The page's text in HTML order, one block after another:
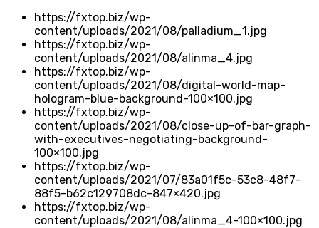
https://fxtop.biz/wp-
content/uploads/2021/08/palladium_1.jpg
https://fxtop.biz/wp-
content/uploads/2021/08/alinma_4.jpg
https://fxtop.biz/wp-
content/uploads/2021/08/digital-world-map-
hologram-blue-background-100×100.jpg
https://fxtop.biz/wp-
content/uploads/2021/08/close-up-of-bar-graph-
with-executives-negotiating-background-
100×100.jpg
https://fxtop.biz/wp-
content/uploads/2021/07/83a01f5c-53c8-48f7-
88f5-b62c129708dc-847×420.jpg
https://fxtop.biz/wp-
content/uploads/2021/08/alinma_4-100×100.jpg